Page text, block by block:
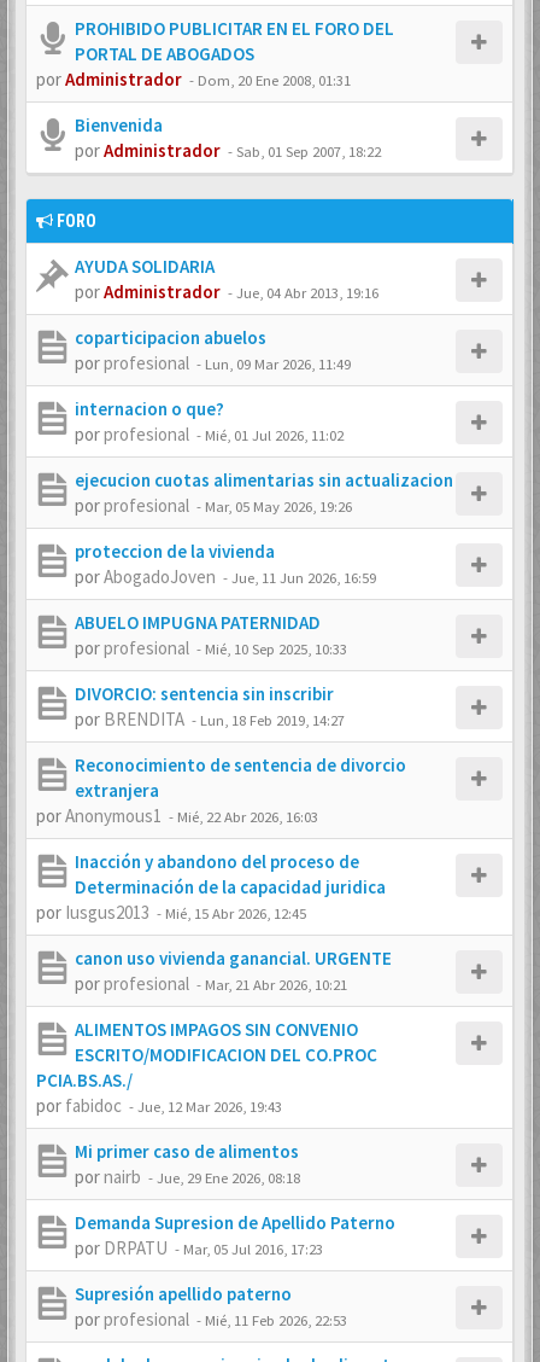
PROHIBIDO PUBLICITAR EN EL FORO DEL
PORTAL DE ABOGADOS
porAdministrador - Dom, 20 Ene 2008, 01:31
Bienvenida
porAdministrador -Sab, 01 Sep 2007, 18:22
FORO
AYUDA SOLIDARIA
porAdministrador -Jue, 04 Abr 2013, 19:16
coparticipacion abuelos
porprofesional - Lun, 09 Mar 2026, 11:49
internacion o que?
porprofesional - Mié, 01 Jul 2026, 11:02
ejecucion cuotas alimentarias sin actualizacion
porprofesional - Mar, 05 May 2026, 19:26
proteccion de la vivienda
porAbogadoJoven -Jue, 11 Jun 2026, 16:59
ABUELO IMPUGNA PATERNIDAD
porprofesional - Mié, 10 Sep 2025, 10:33
DIVORCIO: sentencia sin inscribir
por BRENDITA - Lun, 18 Feb 2019, 14:27
Reconocimiento de sentencia de divorcio
extranjera
porAnonymous1 - Mié, 22 Abr 2026, 16:03
Inacción y abandono del proceso de
Determinación de la capacidad juridica
por Iusgus2013 - Mié, 15 Abr 2026, 12:45
canon uso vivienda ganancial. URGENTE
porprofesional - Mar, 21 Abr 2026, 10:21
ALIMENTOS IMPAGOS SIN CONVENIO
ESCRITO/MODIFICACION DEL CO.PROC
PCIA.BS.AS./
por fabidoc -Jue, 12 Mar 2026, 19:43
Mi primer caso de alimentos
pornairb -Jue, 29 Ene 2026, 08:18
Demanda Supresion de Apellido Paterno
por DRPATU - Mar, 05 Jul 2016, 17:23
Supresión apellido paterno
porprofesional - Mié, 11 Feb 2026, 22:53